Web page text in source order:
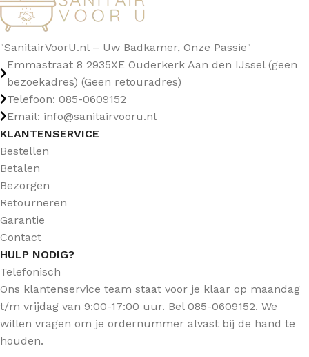
"SanitairVoorU.nl – Uw Badkamer, Onze Passie"
Emmastraat 8 2935XE Ouderkerk Aan den IJssel (geen
bezoekadres) (Geen retouradres)
Telefoon: 085-0609152
Email: info@sanitairvooru.nl
KLANTENSERVICE
Bestellen
Betalen
Bezorgen
Retourneren
Garantie
Contact
HULP NODIG?
Telefonisch
Ons klantenservice team staat voor je klaar op maandag
t/m vrijdag van 9:00-17:00 uur. Bel 085-0609152. We
willen vragen om je ordernummer alvast bij de hand te
houden.